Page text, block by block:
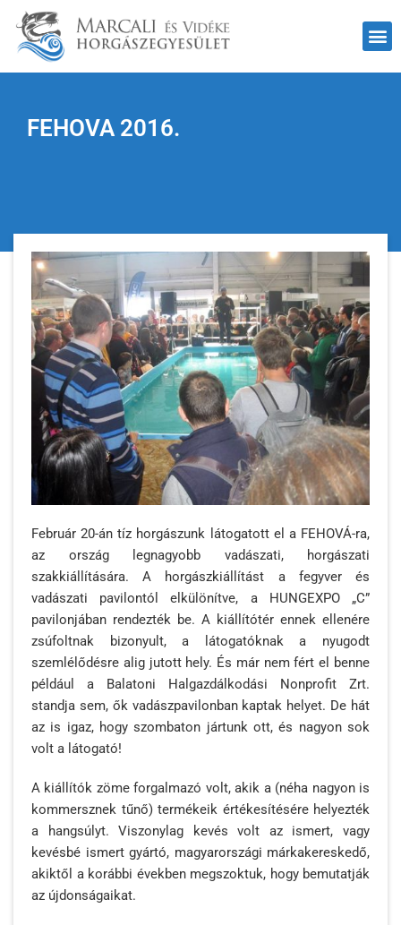
FEHOVA 2016.
Február 20-án tíz horgászunk látogatott el a FEHOVÁ-ra,
az ország legnagyobb vadászati, horgászati
szakkiállítására. A horgászkiállítást a fegyver és
vadászati pavilontól elkülönítve, a HUNGEXPO „C”
pavilonjában rendezték be. A kiállítótér ennek ellenére
zsúfoltnak bizonyult, a látogatóknak a nyugodt
szemlélődésre alig jutott hely. És már nem fért el benne
például a Balatoni Halgazdálkodási Nonprofit Zrt.
standja sem, ők vadászpavilonban kaptak helyet. De hát
az is igaz, hogy szombaton jártunk ott, és nagyon sok
volt a látogató!
A kiállítók zöme forgalmazó volt, akik a (néha nagyon is
kommersznek tűnő) termékeik értékesítésére helyezték
a hangsúlyt. Viszonylag kevés volt az ismert, vagy
kevésbé ismert gyártó, magyarországi márkakereskedő,
akiktől a korábbi években megszoktuk, hogy bemutatják
az újdonságaikat.